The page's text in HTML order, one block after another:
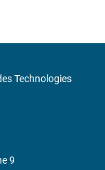
Technologies
9